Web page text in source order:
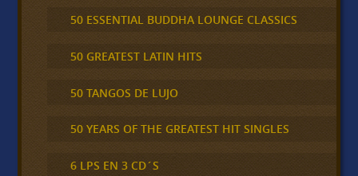
50 ESSENTIAL BUDDHA LOUNGE CLASSICS
50 GREATEST LATIN HITS
50 TANGOS DE LUJO
50 YEARS OF THE GREATEST HIT SINGLES
6 LPS EN 3 CD´S